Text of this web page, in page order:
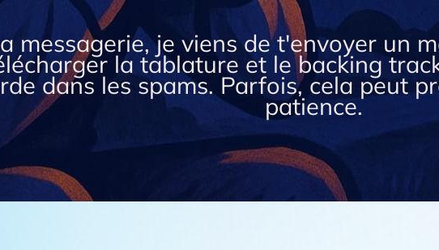
messagerie, je viens de t'envoyer un
la tablature et le backing
dans les spams. Parfois, cela peut
patience.